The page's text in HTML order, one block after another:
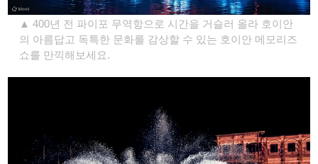
▲ 400년 전 파이포 무역항으로 시간을 거슬러 올라 호이안
의 아름답고 독특한 문화를 감상할 수 있는 호이안 메모리즈
쇼를 만끽해보세요.